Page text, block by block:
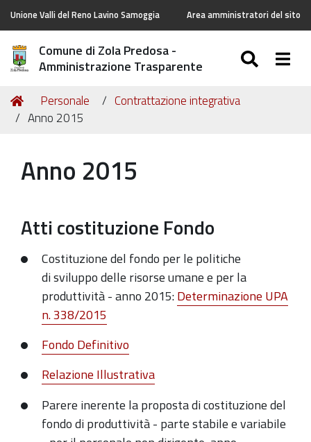
Unione Valli del Reno Lavino Samoggia Area amministratori del sito
Comune di Zola Predosa -
Amministrazione Trasparente
Tu
sei
Home
Personale
Contrattazione integrativa
Anno 2015
Anno 2015
Atti costituzione Fondo
Costituzione del fondo per le politiche
di sviluppo delle risorse umane e per la
produttività - anno 2015:Determinazione UPA
n. 338/2015
Fondo Definitivo
Relazione Illustrativa
Parere inerente la proposta di costituzione del
fondo di produttività - parte stabile e variabile